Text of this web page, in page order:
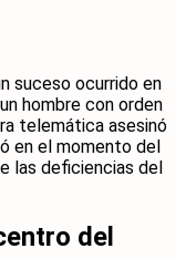
suceso ocurrido en
hombre con orden
telemática asesinó
en el momento del
las deficiencias del
del